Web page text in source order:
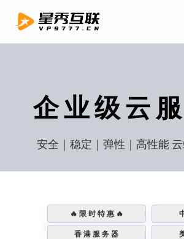
企 业 级 云
安全｜稳定｜弹性｜高性能
🔥 限 时 特 惠 🔥
香 港 服 务 器